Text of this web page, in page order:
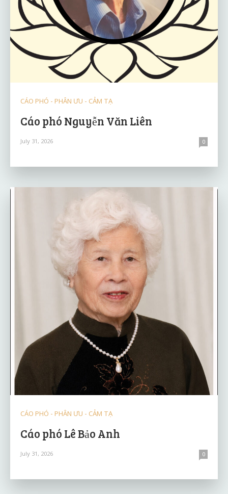
CÁO PHÓ - PHÂN ƯU - CẢM TẠ
Cáo phó Nguyễn Văn Liên
July 31, 2026 0
CÁO PHÓ - PHÂN ƯU - CẢM TẠ
Cáo phó Lê Bảo Anh
July 31, 2026 0